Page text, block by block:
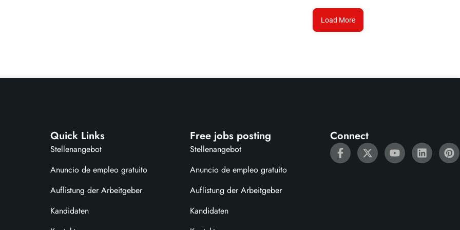
Load More
Quick Links
Stellenangebot
Anuncio de empleo gratuito
Auflistung der Arbeitgeber
Kandidaten
Free jobs posting
Stellenangebot
Anuncio de empleo gratuito
Auflistung der Arbeitgeber
Kandidaten
Connect